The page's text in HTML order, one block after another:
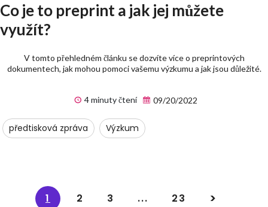
Co je to preprint a jak jej můžete
využít?
V tomto přehledném článku se dozvíte více o preprintových
dokumentech, jak mohou pomoci vašemu výzkumu a jak jsou důležité.
4 minuty čtení 09/20/2022
předtisková zpráva Výzkum
1 2 3 ... 23